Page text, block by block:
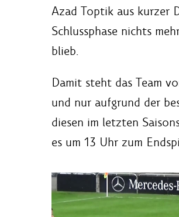
Azad Toptik aus kurzer
Schlussphase nichts
blieb.
Damit steht das Team
und nur aufgrund der
diesen im letzten
es um 13 Uhr zum